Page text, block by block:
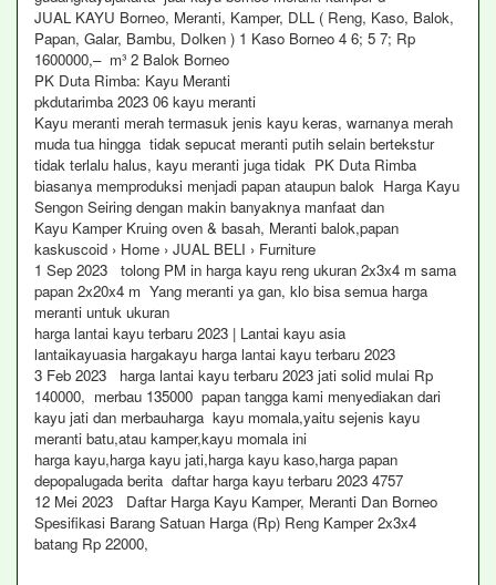
JUAL KAYU Borneo, Meranti, Kamper, DLL ( Reng, Kaso, Balok,
Papan, Galar, Bambu, Dolken ) 1 Kaso Borneo 4 6; 5 7; Rp
1600000,– m³ 2 Balok Borneo
PK Duta Rimba: Kayu Meranti
pkdutarimba 2023 06 kayu meranti
Kayu meranti merah termasuk jenis kayu keras, warnanya merah
muda tua hingga tidak sepucat meranti putih selain bertekstur
tidak terlalu halus, kayu meranti juga tidak PK Duta Rimba
biasanya memproduksi menjadi papan ataupun balok Harga Kayu
Sengon Seiring dengan makin banyaknya manfaat dan
Kayu Kamper Kruing oven & basah, Meranti balok,papan
kaskuscoid › Home › JUAL BELI › Furniture
1 Sep 2023 tolong PM in harga kayu reng ukuran 2x3x4 m sama
papan 2x20x4 m Yang meranti ya gan, klo bisa semua harga
meranti untuk ukuran
harga lantai kayu terbaru 2023 | Lantai kayu asia
lantaikayuasia hargakayu harga lantai kayu terbaru 2023
3 Feb 2023 harga lantai kayu terbaru 2023 jati solid mulai Rp
140000, merbau 135000 papan tangga kami menyediakan dari
kayu jati dan merbauharga kayu momala,yaitu sejenis kayu
meranti batu,atau kamper,kayu momala ini
harga kayu,harga kayu jati,harga kayu kaso,harga papan
depopalugada berita daftar harga kayu terbaru 2023 4757
12 Mei 2023 Daftar Harga Kayu Kamper, Meranti Dan Borneo
Spesifikasi Barang Satuan Harga (Rp) Reng Kamper 2x3x4
batang Rp 22000,